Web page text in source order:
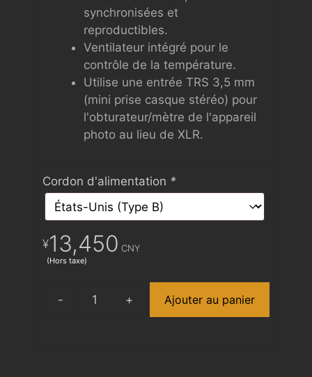
synchronisées et
reproductibles.
Ventilateur intégré pour le
contrôle de la température.
Utilise une entrée TRS 3,5 mm
(mini prise casque stéréo) pour
l'obturateur/mètre de l'appareil
photo au lieu de XLR.
Cordon d'alimentation *
¥13,450 CNY
(Hors taxe)
quantité
Ajouter au panier